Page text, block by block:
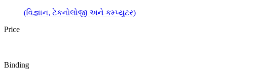
(વિજ્ઞાન, ટેકનોલોજી અને કમ્પ્યુટર)
Price
Binding